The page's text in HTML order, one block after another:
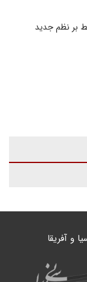
بر نظم جدید
و آفریقا